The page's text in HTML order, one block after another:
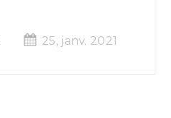
25, janv. 2021